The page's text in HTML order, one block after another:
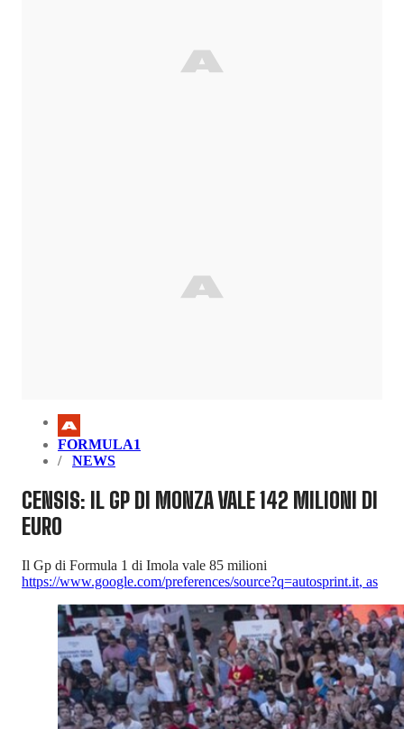
FORMULA1
NEWS
CENSIS: IL GP DI MONZA VALE 142 MILIONI DI
EURO
Il Gp di Formula 1 di Imola vale 85 milioni
https://www.google.com/preferences/source?q=autosprint.it, as